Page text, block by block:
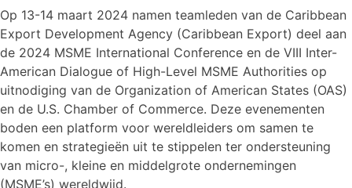
Op 13-14 maart 2024 namen teamleden van de Caribbean
Export Development Agency (Caribbean Export) deel aan
de 2024 MSME International Conference en de VIII Inter-
American Dialogue of High-Level MSME Authorities op
uitnodiging van de Organization of American States (OAS)
en de U.S. Chamber of Commerce. Deze evenementen
boden een platform voor wereldleiders om samen te
komen en strategieën uit te stippelen ter ondersteuning
van micro-, kleine en middelgrote ondernemingen
(MSME’s) wereldwijd.